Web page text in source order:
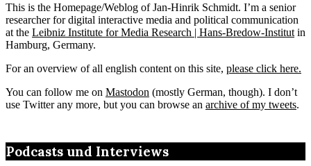
This is the Homepage/Weblog of Jan-Hinrik Schmidt. I’m a senior
researcher for digital interactive media and political communication
at the Leibniz Institute for Media Research | Hans-Bredow-Institut in
Hamburg, Germany.
For an overview of all english content on this site, please click here.
You can follow me on Mastodon (mostly German, though). I don’t
use Twitter any more, but you can browse an archive of my tweets.
Podcasts und Interviews